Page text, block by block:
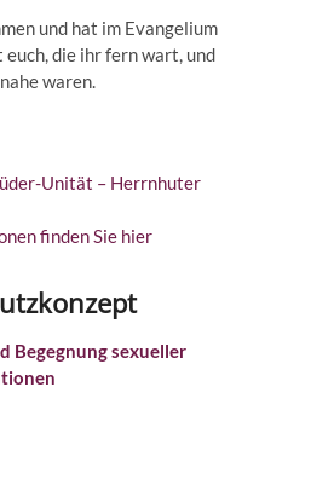
und hat im Evangelium
die ihr fern wart, und
waren.
Unität – Herrnhuter
finden Sie hier
Begegnung sexueller